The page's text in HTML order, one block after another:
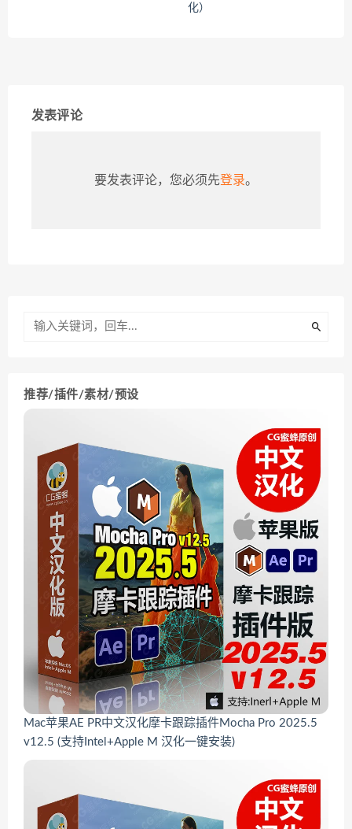
化）
发表评论
要发表评论，您必须先登录。
推荐/插件/素材/预设
Mac苹果AE PR中文汉化摩卡跟踪插件Mocha Pro 2025.5
v12.5 (支持Intel+Apple M 汉化一键安装)